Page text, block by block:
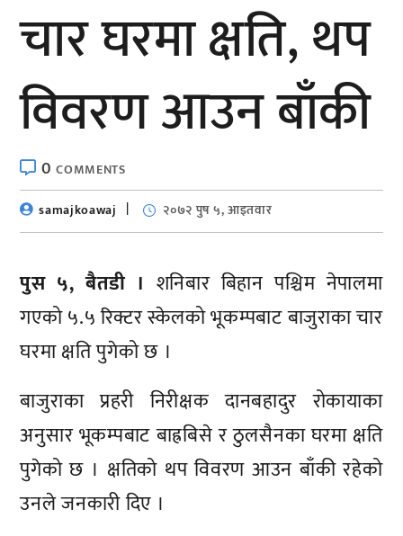
चार घरमा क्षति, थप
विवरण आउन बाँकी
0COMMENTS
samajkoawaj
२०७२ पुष ५, आइतवार
पुस ५, बैतडी । शनिबार बिहान पश्चिम नेपालमा
गएको ५.५ रिक्टर स्केलको भूकम्पबाट बाजुराका चार
घरमा क्षति पुगेको छ ।
बाजुराका प्रहरी निरीक्षक दानबहादुर रोकायाका
अनुसार भूकम्पबाट बाह्रबिसे र ठुलसैनका घरमा क्षति
पुगेको छ । क्षतिको थप विवरण आउन बाँकी रहेको
उनले जनकारी दिए ।